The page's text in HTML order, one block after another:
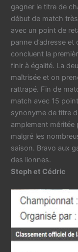
gagner le titre de
début de match
avec un point de
panne d’adresse
concluent la
finir à égalité. La
maîtrisée et on
rattrapé. Fin de
match avec 15
synonyme de titre
amplement méritée
malgré les
saison. Bravo aux
des lionnes.
Steph et Cédric